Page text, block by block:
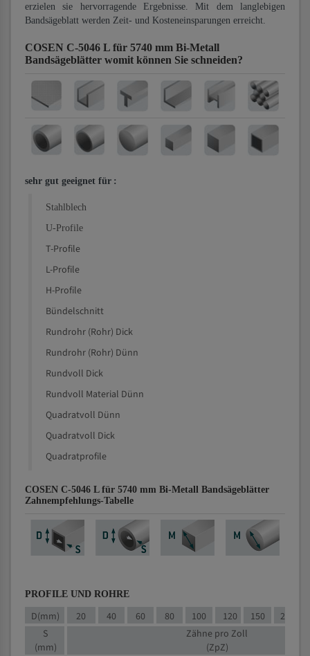
erzielen sie hervorragende Ergebnisse. Mit dem langlebigen
Bandsägeblatt werden Zeit- und Kosteneinsparungen erreicht.
COSEN C-5046 L für 5740 mm Bi-Metall
Bandsägeblätter womit können Sie schneiden?
sehr gut geeignet für :
Stahlblech
U-Profile
T-Profile
L-Profile
H-Profile
Bündelschnitt
Rundrohr (Rohr) Dick
Rundrohr (Rohr) Dünn
Rundvoll Dick
Rundvoll Material Dünn
Quadratvoll Dünn
Quadratvoll Dick
Quadratprofile
COSEN C-5046 L für 5740 mm Bi-Metall Bandsägeblätter
Zahnempfehlungs-Tabelle
PROFILE UND ROHRE
D(mm) 20 40 60 80 100 120 150 200
S
(mm)
Zähne pro Zoll
(ZpZ)